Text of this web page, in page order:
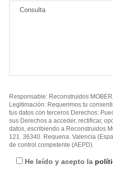
Responsable: Reconstruidos
Legitimación: Requerimos tu
tus datos con terceros Derechos:
sus Derechos a acceder, rectificar,
datos, escribiendo a Reconstruidos
121. 36340. Requena. Valencia
de control competente (AEPD).
He leído y acepto la